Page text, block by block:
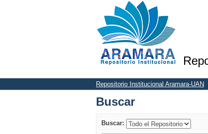
Buscar
Repositorio Institucional Aramara-UAN
Buscar
Buscar: